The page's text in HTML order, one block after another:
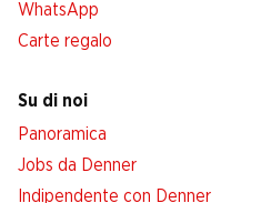
WhatsApp
Carte regalo
Su di noi
Panoramica
Jobs da Denner
Indipendente con Denner